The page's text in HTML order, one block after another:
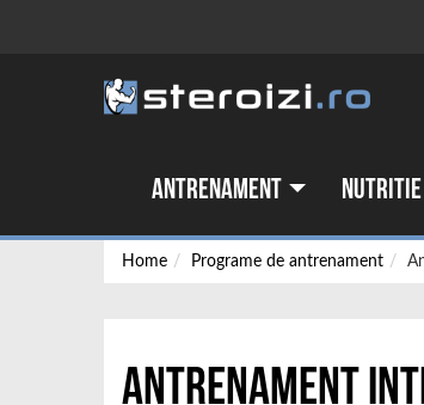
Antrenament Nutritie
Home Programe de antrenament
Antrenament